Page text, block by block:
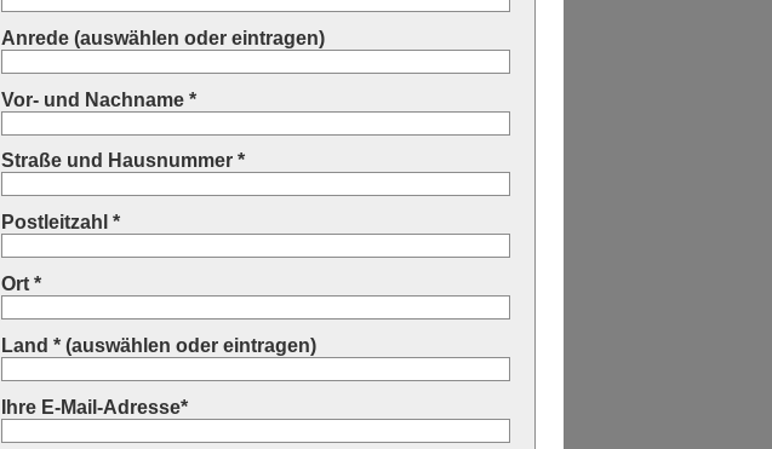
Anrede (auswählen oder eintragen)
Vor- und Nachname *
Straße und Hausnummer *
Postleitzahl *
Ort *
Land * (auswählen oder eintragen)
Ihre E-Mail-Adresse*